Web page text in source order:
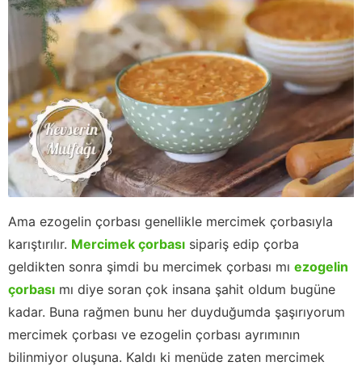
Ama ezogelin çorbası genellikle mercimek çorbasıyla
karıştırılır. Mercimek çorbası sipariş edip çorba
geldikten sonra şimdi bu mercimek çorbası mı ezogelin
çorbası mı diye soran çok insana şahit oldum bugüne
kadar. Buna rağmen bunu her duyduğumda şaşırıyorum
mercimek çorbası ve ezogelin çorbası ayrımının
bilinmiyor oluşuna. Kaldı ki menüde zaten mercimek